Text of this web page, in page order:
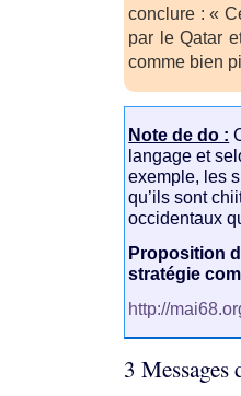
conclure : «
par le Qatar
comme bien
Note de do :
langage et
exemple, les
qu’ils sont
occidentaux
Proposition
stratégie
http://
3 Messages